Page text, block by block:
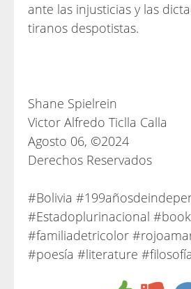
ante las injusticias y las
tiranos despotistas.
Shane Spielrein
Victor Alfredo Ticlla Calla
Agosto 06, ©2024
Derechos Reservados
#Bolivia
#Estadoplurinacional #book
#familiadetricolor
#poesía #literature #filosofía